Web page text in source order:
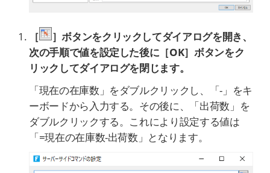
［ ］ボタンをクリックしてダイアログを開き、
次の手順で値を設定した後に［OK］ボタンをク
リックしてダイアログを閉じます。
「現在の在庫数」をダブルクリックし、「-」をキ
ーボードから入力する。その後に、「出荷数」を
ダブルクリックする。これにより設定する値は
「=現在の在庫数-出荷数」となります。